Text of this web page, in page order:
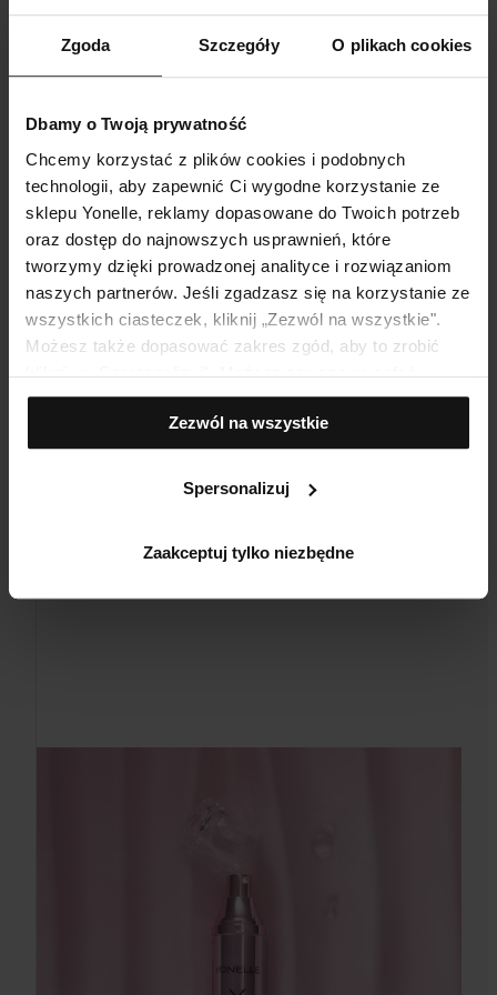
Zgoda Szczegóły O plikach cookies
Dbamy o Twoją prywatność
Chcemy korzystać z plików cookies i podobnych
technologii, aby zapewnić Ci wygodne korzystanie ze
sklepu Yonelle, reklamy dopasowane do Twoich potrzeb
oraz dostęp do najnowszych usprawnień, które
tworzymy dzięki prowadzonej analityce i rozwiązaniom
naszych partnerów. Jeśli zgadzasz się na korzystanie ze
wszystkich ciasteczek, kliknij „Zezwól na wszystkie".
Możesz także dopasować zakres zgód, aby to zrobić
kliknij w „Spersonalizuj". Możesz zawsze wycofać
zgodę, np. zmieniając ustawienia cookies, usuwając je
lub zmieniając ustawienia przeglądarki.
Zezwól na wszystkie
Spersonalizuj
Zaakceptuj tylko niezbędne